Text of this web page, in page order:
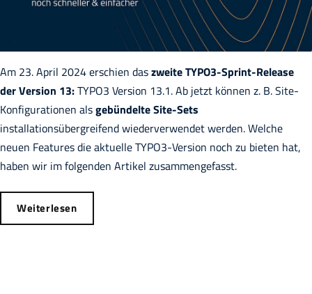
Am 23. April 2024 erschien daszweite TYPO3-Sprint-Release
der Version 13:TYPO3 Version 13.1. Ab jetzt können z. B. Site-
Konfigurationen alsgebündelte Site-Sets
installationsübergreifend wiederverwendet werden. Welche
neuen Features die aktuelle TYPO3-Version noch zu bieten hat,
haben wir im folgenden Artikel zusammengefasst.
Weiterlesen